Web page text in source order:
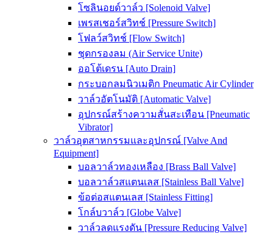
โซลินอยด์วาล์ว [Solenoid Valve]
เพรสเชอร์สวิทช์ [Pressure Switch]
โฟลว์สวิทช์ [Flow Switch]
ชุดกรองลม (Air Service Unite)
ออโต้เดรน [Auto Drain]
กระบอกลมนิวเมติก Pneumatic Air Cylinder
วาล์วอัตโนมัติ [Automatic Valve]
อุปกรณ์สร้างความสั่นสะเทือน [Pneumatic
Vibrator]
วาล์วอุตสาหกรรมและอุปกรณ์ [Valve And
Equipment]
บอลวาล์วทองเหลือง [Brass Ball Valve]
บอลวาล์วสแตนเลส [Stainless Ball Valve]
ข้อต่อสแตนเลส [Stainless Fitting]
โกล์บวาล์ว [Globe Valve]
วาล์วลดแรงดัน [Pressure Reducing Valve]